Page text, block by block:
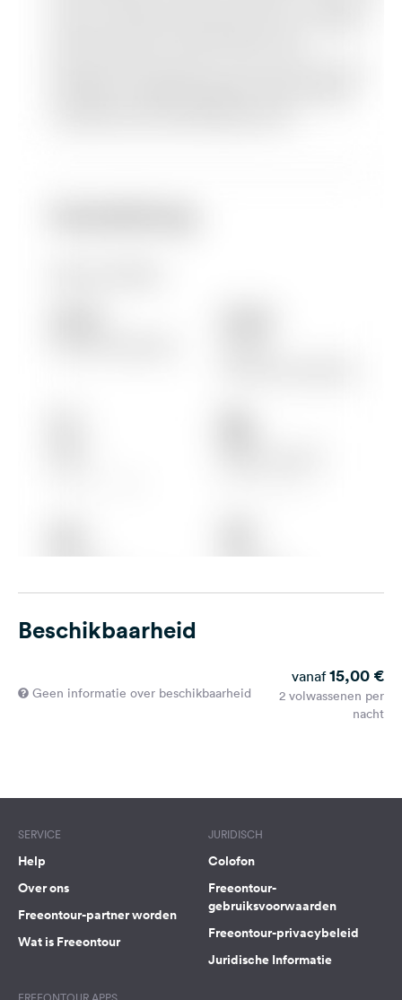
Beschikbaarheid
Geen informatie over beschikbaarheid
vanaf 15,00 €
2 volwassenen per
nacht
SERVICE
Help
Over ons
Freeontour-partner worden
Wat is Freeontour
JURIDISCH
Colofon
Freeontour-
gebruiksvoorwaarden
Freeontour-privacybeleid
Juridische Informatie